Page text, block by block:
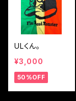
ULくん。
¥3,000
50%OFF